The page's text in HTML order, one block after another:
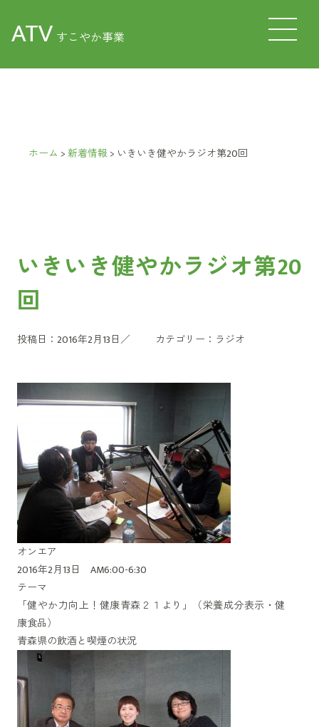
ATV すこやか事業
ホーム >新着情報> いきいき健やかラジオ第20回
いきいき健やかラジオ第20
回
投稿日：2016年2月13日／ カテゴリー： ラジオ
オンエア
2016年2月13日 AM6:00-6:30
テーマ
「健やか力向上！健康青森２１より」（栄養成分表示・健
康食品）
青森県の飲酒と喫煙の状況